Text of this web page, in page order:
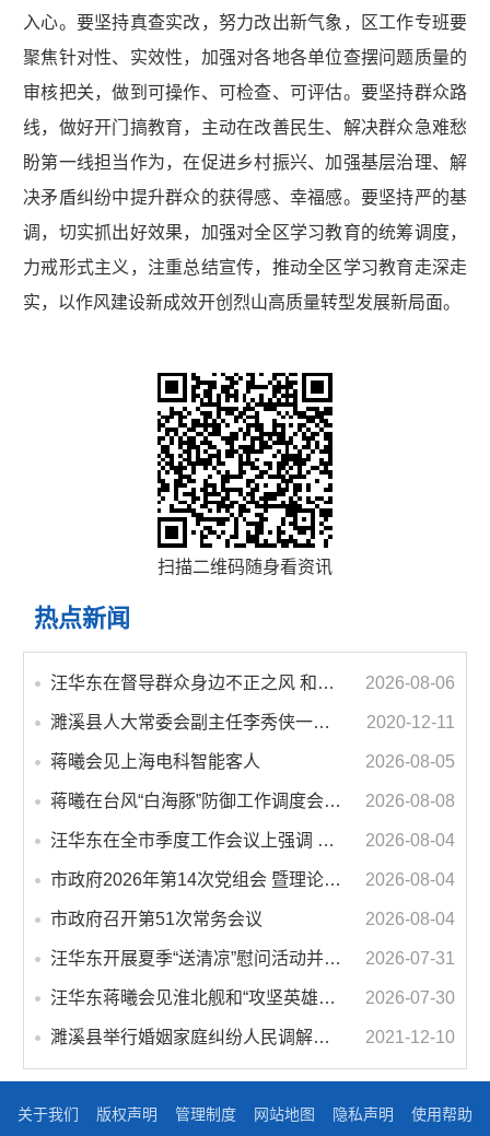
入心。要坚持真查实改，努力改出新气象，区工作专班要
聚焦针对性、实效性，加强对各地各单位查摆问题质量的
审核把关，做到可操作、可检查、可评估。要坚持群众路
线，做好开门搞教育，主动在改善民生、解决群众急难愁
盼第一线担当作为，在促进乡村振兴、加强基层治理、解
决矛盾纠纷中提升群众的获得感、幸福感。要坚持严的基
调，切实抓出好效果，加强对全区学习教育的统筹调度，
力戒形式主义，注重总结宣传，推动全区学习教育走深走
实，以作风建设新成效开创烈山高质量转型发展新局面。
扫描二维码随身看资讯
热点新闻
汪华东在督导群众身边不正之风 和腐败问题集中整治工作时强调 以更高标准更实举措纵深推进集中整治 不断增强人民群众获得感幸福感安全感 2026-08-06
濉溪县人大常委会副主任李秀侠一行调研城乡客运一体化和治超工作 2020-12-11
蒋曦会见上海电科智能客人 2026-08-05
蒋曦在台风“白海豚”防御工作调度会上强调 牢固树立和践行正确政绩观 切实维护人民群众生命财产安全 2026-08-08
汪华东在全市季度工作会议上强调 锚定打好“三仗”任务和年度预期目标不动摇 在全市上下掀起比学赶超争先进位的攻坚热潮 2026-08-04
市政府2026年第14次党组会 暨理论学习中心组学习会议召开 蒋曦主持会议并讲话 2026-08-04
市政府召开第51次常务会议 2026-08-04
汪华东开展夏季“送清凉”慰问活动并调研专门教育工作 落实落细防暑降温措施 用心用情关爱一线职工 2026-07-31
汪华东蒋曦会见淮北舰和“攻坚英雄连”官兵代表 2026-07-30
濉溪县举行婚姻家庭纠纷人民调解委员会暨调解志愿者服务团成立仪式 2021-12-10
关于我们 版权声明 管理制度 网站地图 隐私声明 使用帮助